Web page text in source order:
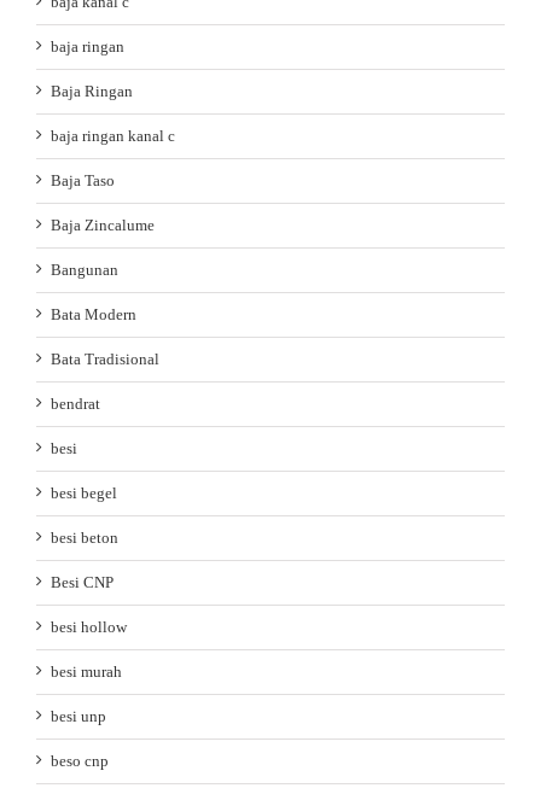
baja ringan
Baja Ringan
baja ringan kanal c
Baja Taso
Baja Zincalume
Bangunan
Bata Modern
Bata Tradisional
bendrat
besi
besi begel
besi beton
Besi CNP
besi hollow
besi murah
besi unp
beso cnp